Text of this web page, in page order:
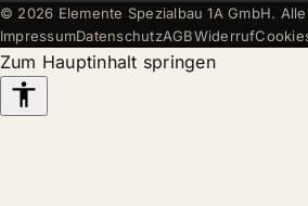
© 2026 Elemente Spezialbau 1A GmbH.
ImpressumDatenschutzAGBWiderruf
Zum Hauptinhalt springen
Barrierefreiheits-